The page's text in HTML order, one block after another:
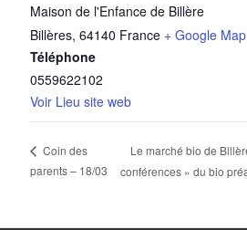
Maison de l'Enfance de Billère
Billères, 64140 France + Google Map
Téléphone
0559622102
Voir Lieu site web
Coin des
parents – 18/03
Le marché bio de
conférences » du bio